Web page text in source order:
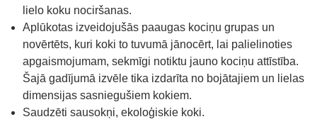
lielo koku nociršanas.
Aplūkotas izveidojušās paaugas kociņu grupas un
novērtēts, kuri koki to tuvumā jānocērt, lai palielinoties
apgaismojumam, sekmīgi notiktu jauno kociņu attīstība.
Šajā gadījumā izvēle tika izdarīta no bojātajiem un lielas
dimensijas sasniegušiem kokiem.
Saudzēti sausokņi, ekoloģiskie koki.